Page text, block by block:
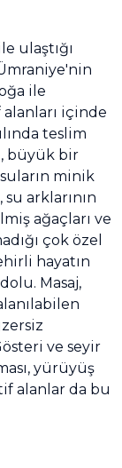
ulaştığı
ile
içinde
teslim
büyük bir
minik
arklarının
ağaçları ve
çok özel
hayatın
Masaj,
ve seyir
yürüyüş
alanlar da bu